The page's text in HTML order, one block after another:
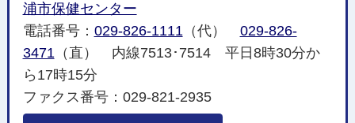
浦市保健センター
電話番号： 029-826-1111（代） 029-826-
3471（直） 内線7513･7514 平日8時30分か
ら17時15分
ファクス番号：029-821-2935